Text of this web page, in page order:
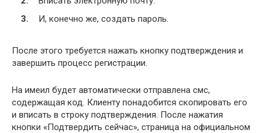
И, конечно же, создать пароль.
После этого требуется нажать кнопку подтверждения и
завершить процесс регистрации.
На имеил будет автоматически отправлена смс,
содержащая код. Клиенту понадобится скопировать его
и вписать в строку подтверждения. После нажатия
кнопки «Подтвердить сейчас», страница на официальном